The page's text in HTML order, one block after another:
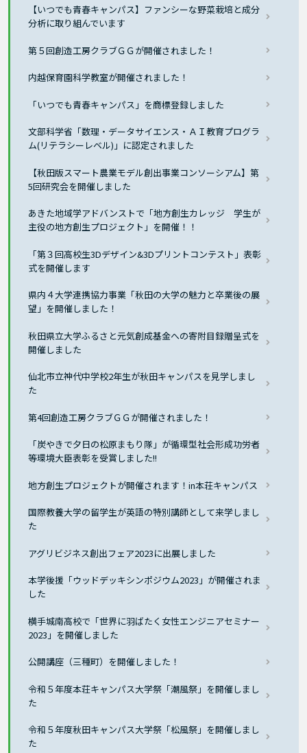
【いつでも青春キャンパス】ファンシーな野菜栽培と成分
分析に取り組んでいます
第５回創造工房クラブＧＧが開催されました！
内越保育園科学教室が開催されました！
「いつでも青春キャンパス」を商標登録しました
文部科学省「数理・データサイエンス・ＡＩ教育プログラ
ム(リテラシーレベル)」に認定されました
【秋田版スマート農業モデル創出事業コンソーシアム】第
5回研究会を開催しました
あきた地域学アドバンストで「地方創生カレッジ 学生が
主役の地方創生プロジェクト」を開催！！
「第３回高校生3Dデザイン&3Dプリントコンテスト」表彰
式を開催します
県内４大学連携協力事業「秋田の大学の魅力と卒業後の展
望」を開催しました！
秋田県立大学ふるさと元気創成基金への寄附目録贈呈式を
開催しました
仙北市立神代中学校2年生が秋田キャンパスを見学しまし
た
第4回創造工房クラブＧＧが開催されました！
「炭やきで夕日の松原まもり隊」が循環型社会形成功労者
等環境大臣表彰を受賞しました!!
地方創生プロジェクトが開催されます！in本荘キャンパス
国際教養大学の留学生が英語の特別講師として来学しまし
た
アグリビジネス創出フェア2023に出展しました
本学後援「ウッドデッキシンポジウム2023」が開催されま
した
横手城南高校で「世界に羽ばたく女性エンジニアセミナー
2023」を開催しました
公開講座（三種町）を開催しました！
令和５年度本荘キャンパス大学祭「潮風祭」を開催しまし
た
令和５年度秋田キャンパス大学祭「松風祭」を開催しまし
た